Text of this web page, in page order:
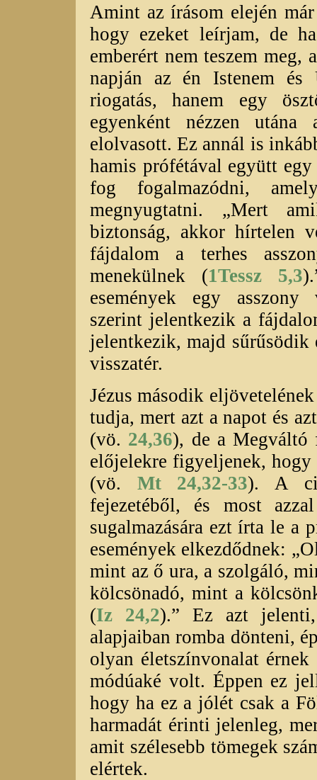
Amint az írásom elején
hogy ezeket leírjam, de
emberért nem teszem
napján az én Istenem és
riogatás, hanem egy
egyenként nézzen
elolvasott. Ez annál is
hamis prófétával együtt
fog fogalmazódni,
megnyugtatni. „Mert
biztonság, akkor hírtelen
fájdalom a terhes
menekülnek (1Tessz 5,3
események egy asszony
szerint jelentkezik a
jelentkezik, majd sűrűsödik
visszatér.
Jézus második
tudja, mert azt a napot és
(vö. 24,36), de a Megváltó
előjelekre figyeljenek, hogy
(vö. Mt 24,32-33). A
fejezetéből, és most
sugalmazására ezt írta le a
események elkezdődnek:
mint az ő ura, a szolgáló,
kölcsönadó, mint a
(Iz 24,2).” Ez azt
alapjaiban romba dönteni,
olyan életszínvonalat
módúaké volt. Éppen ez
hogy ha ez a jólét csak a
harmadát érinti jelenleg,
amit szélesebb tömegek
elértek.